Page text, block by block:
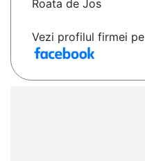
Roata de Jos
Vezi profilul firmei pe